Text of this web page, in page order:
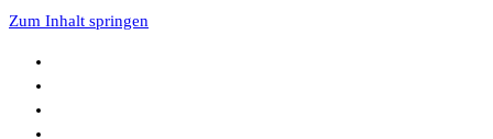
Zum Inhalt springen